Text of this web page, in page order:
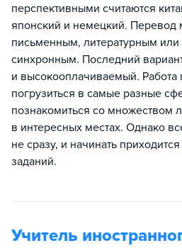
перспективными считаются
японский и немецкий. Перевод
письменным, литературным или
синхронным. Последний
и высокооплачиваемый. Работа
погрузиться в самые разные
познакомиться со множеством
в интересных местах. Однако
не сразу, и начинать
заданий.
Учитель